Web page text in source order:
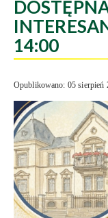
14:00
Opublikowano: 05 sierpień